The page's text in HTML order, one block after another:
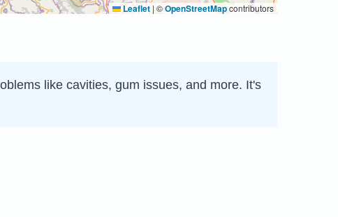
Leaflet | ©OpenStreetMapcontributors
like cavities, gum issues, and more. It's